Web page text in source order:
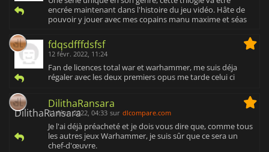
encrée maintenant dans l'histoire du jeu vidéo. Hâte de
pouvoir y jouer avec mes copains manu maxime et séas
fdqsdfffdsfsf
12 févr. 2022, 11:24
Fan de licences total war et warhammer, me suis déja
régaler avec les deux premiers opus me tarde celui ci
DilithaRansara
11 févr. 2022, 04:33 sur dlcompare.com
Je l'ai déjà préacheté et je dois vous dire que, comme tous
les autres jeux Warhammer, je suis sûr que ce sera un
chef-d'œuvre.